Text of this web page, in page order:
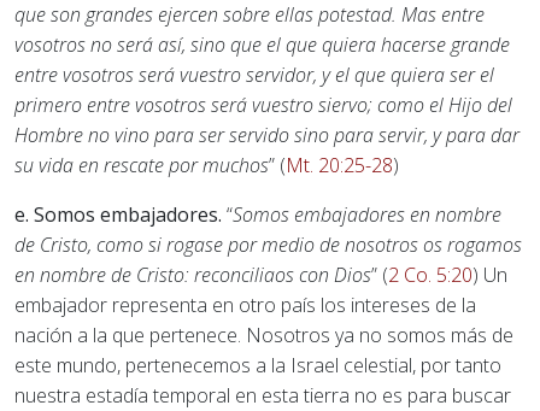
que son grandes ejercen sobre ellas potestad. Mas entre
vosotros no será así, sino que el que quiera hacerse grande
entre vosotros será vuestro servidor, y el que quiera ser el
primero entre vosotros será vuestro siervo; como el Hijo del
Hombre no vino para ser servido sino para servir, y para dar
su vida en rescate por muchos” (Mt. 20:25-28)
e. Somos embajadores. “Somos embajadores en nombre
de Cristo, como si rogase por medio de nosotros os rogamos
en nombre de Cristo: reconciliaos con Dios” (2 Co. 5:20) Un
embajador representa en otro país los intereses de la
nación a la que pertenece. Nosotros ya no somos más de
este mundo, pertenecemos a la Israel celestial, por tanto
nuestra estadía temporal en esta tierra no es para buscar